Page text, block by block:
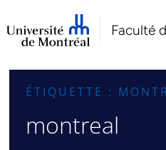
Faculté
ÉTIQUETTE :
montreal